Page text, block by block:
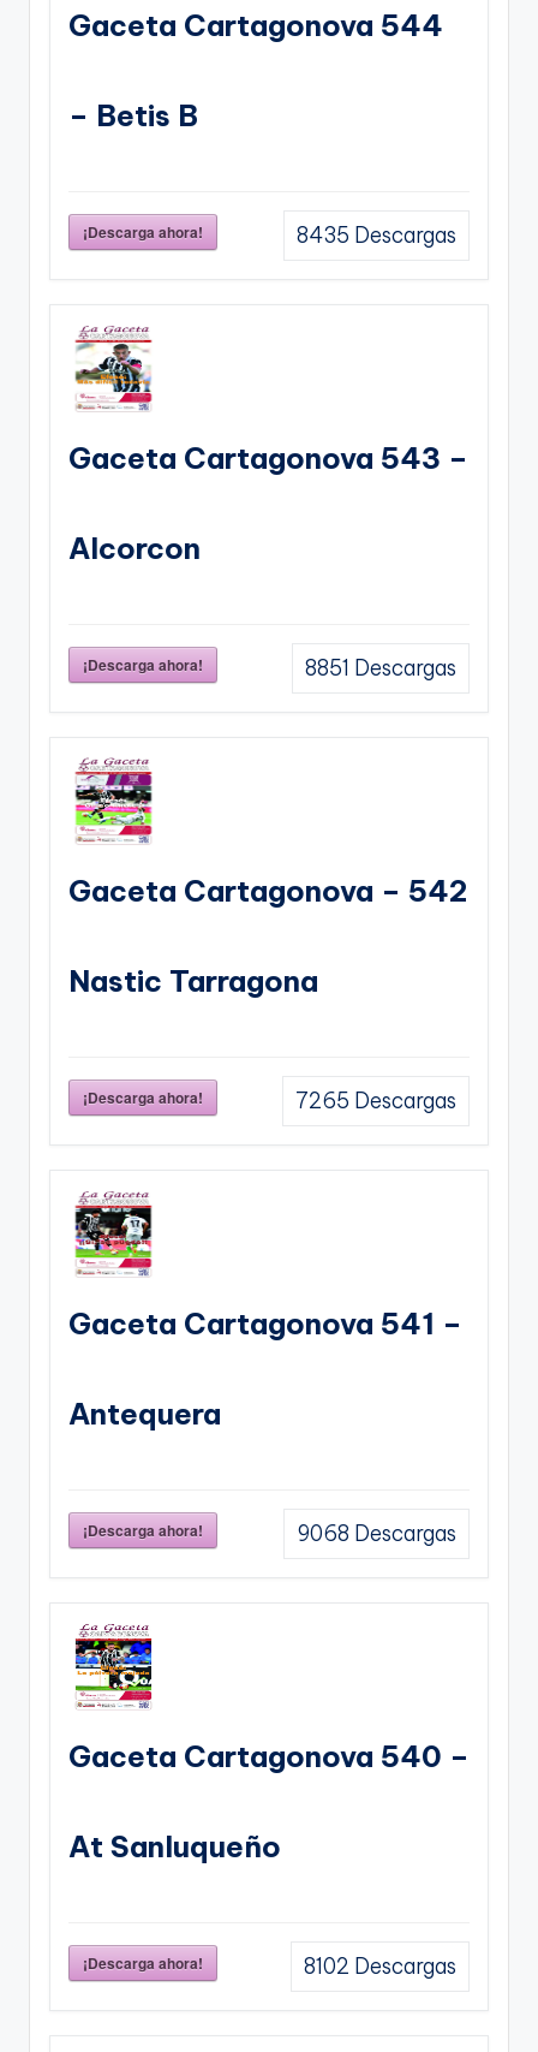
Gaceta Cartagonova 544
– Betis B
¡Descarga ahora! 8435 Descargas
Gaceta Cartagonova 543 –
Alcorcon
¡Descarga ahora! 8851 Descargas
Gaceta Cartagonova – 542
Nastic Tarragona
¡Descarga ahora! 7265 Descargas
Gaceta Cartagonova 541 –
Antequera
¡Descarga ahora! 9068 Descargas
Gaceta Cartagonova 540 –
At Sanluqueño
¡Descarga ahora! 8102 Descargas